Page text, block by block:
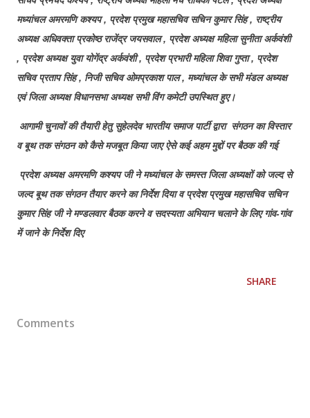
मध्यांचल अमरमणि कश्यप , प्रदेश प्रमुख महासचिव सचिन कुमार सिंह , राष्ट्रीय
अध्यक्ष अधिवक्ता प्रकोष्ठ राजेंद्र जयसवाल , प्रदेश अध्यक्ष महिला सुनीता अर्कवंशी
, प्रदेश अध्यक्ष युवा योगेंद्र अर्कवंशी , प्रदेश प्रभारी महिला शिवा गुप्ता , प्रदेश
सचिव प्रताप सिंह , निजी सचिव ओमप्रकाश पाल , मध्यांचल के सभी मंडल अध्यक्ष
एवं जिला अध्यक्ष विधानसभा अध्यक्ष सभी विंग कमेटी उपस्थित हुए।
आगामी चुनावों की तैयारी हेतु सुहेलदेव भारतीय समाज पार्टी द्वारा संगठन का विस्तार
व बूथ तक संगठन को कैसे मजबूत किया जाए ऐसे कई अहम मुद्दों पर बैठक की गई
प्रदेश अध्यक्ष अमरमणि कश्यप जी ने मध्यांचल के समस्त जिला अध्यक्षों को जल्द से
जल्द बूथ तक संगठन तैयार करने का निर्देश दिया व प्रदेश प्रमुख महासचिव सचिन
कुमार सिंह जी ने मण्डलवार बैठक करने व सदस्यता अभियान चलाने के लिए गांव-गांव
में जाने के निर्देश दिए
SHARE
Comments